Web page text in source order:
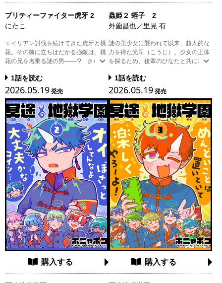
プリティーファイター虎牙 2
にたこ
エイリアン討伐を続けてきた虎牙と桃
花。その前に立ちはだかる強敵は、桃
花の兄を名乗る謎の男――!? さらに
態は一層深刻さを増していく。二人は
バディであり続けられるのか。令和の
男女バディアクション、ついに完結！
1話を読む
蟲姫２ 蛭子 2
外薗昌也／里見 有
謎の美少女に襲われて以来、超人的な
力を得た光司（こうじ）。少女の正体
を探るため、後輩のひなたと共に事件
虫に守られるように潜む少女と再び相
まみえた光司は身構えるが、ひなたは
何故か少女にシンパシーを抱いている
様子…。そんな彼らの前に異形の“虫人
間”が現れ、事態は思わぬ方向へ加速し
ていく。 蛭子（ヒルコ）とは何者なの
か――!?
1話を読む
2026.05.19 発売
購入する
2026.05.19 発売
購入する